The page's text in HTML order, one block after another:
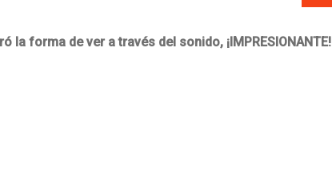
la forma de ver a través del sonido, ¡IMPRESIONANTE!